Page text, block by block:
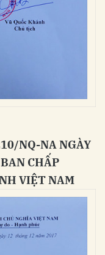
NQ-NA NGÀY
CHẤP
VIỆT NAM